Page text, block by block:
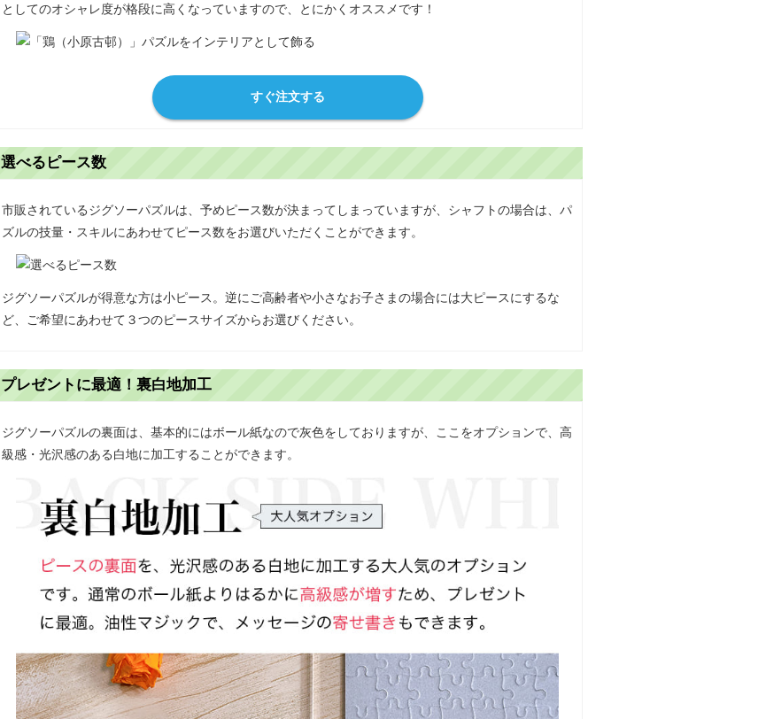
としてのオシャレ度が格段に高くなっていますので、とにかくオススメです！
すぐ注文する
選べるピース数
市販されているジグソーパズルは、予めピース数が決まってしまっていますが、シャフトの場合は、パ
ズルの技量・スキルにあわせてピース数をお選びいただくことができます。
ジグソーパズルが得意な方は小ピース。逆にご高齢者や小さなお子さまの場合には大ピースにするな
ど、ご希望にあわせて３つのピースサイズからお選びください。
プレゼントに最適！裏白地加工
ジグソーパズルの裏面は、基本的にはボール紙なので灰色をしておりますが、ここをオプションで、高
級感・光沢感のある白地に加工することができます。